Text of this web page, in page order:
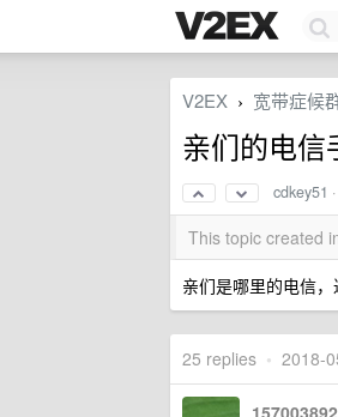
V2EX › 宽带症候
亲们的电信
cdkey51 ·
This topic created
亲们是哪里的电信
25 replies • 2018-
157003892